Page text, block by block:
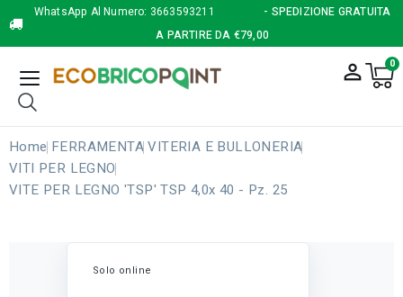
WhatsApp Al Numero: 3663593211
- SPEDIZIONE GRATUITA
A PARTIRE DA €79,00
person_outline 0
Home FERRAMENTA VITERIA E BULLONERIA
VITI PER LEGNO
VITE PER LEGNO 'TSP' TSP 4,0x 40 - Pz. 25
Solo online